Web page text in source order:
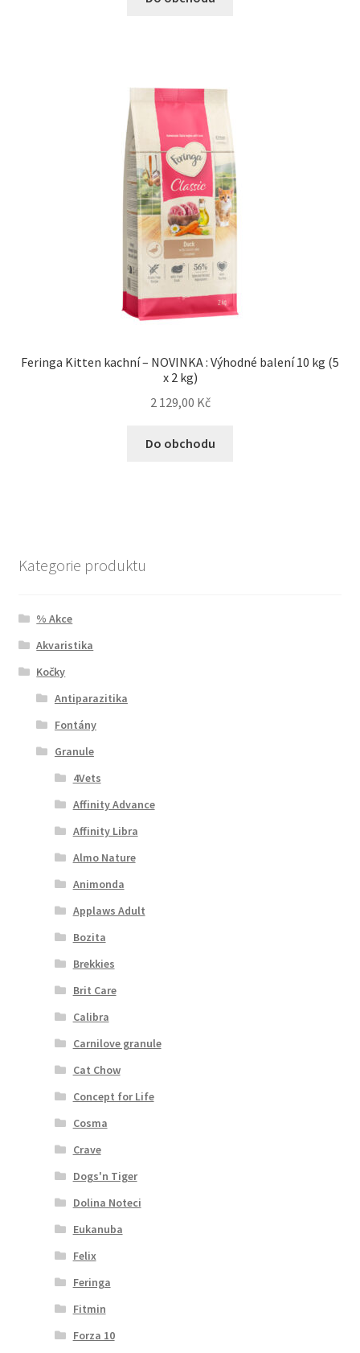
Feringa Kitten kachní – NOVINKA : Výhodné balení 10 kg (5
x 2 kg)
2 129,00 Kč
Do obchodu
Kategorie produktu
% Akce
Akvaristika
Kočky
Antiparazitika
Fontány
Granule
4Vets
Affinity Advance
Affinity Libra
Almo Nature
Animonda
Applaws Adult
Bozita
Brekkies
Brit Care
Calibra
Carnilove granule
Cat Chow
Concept for Life
Cosma
Crave
Dogs'n Tiger
Dolina Noteci
Eukanuba
Felix
Feringa
Fitmin
Forza 10